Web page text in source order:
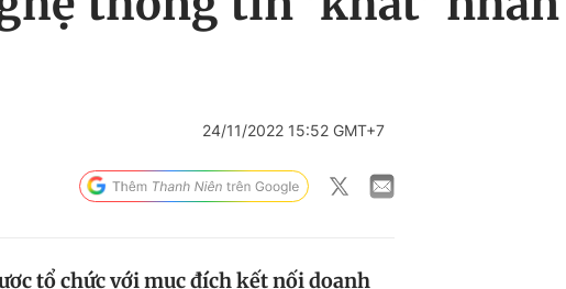
24/11/2022 15:52 GMT+7
tổ chức với mục đích kết nối doanh